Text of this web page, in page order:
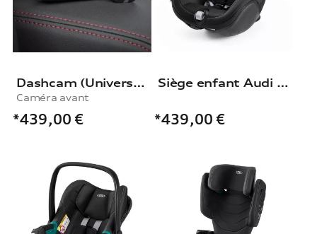
Dashcam (Universal Traffic Recorder 2.0)
Caméra avant
*439,00 €
Siège enfant Audi i-Size
*439,00 €